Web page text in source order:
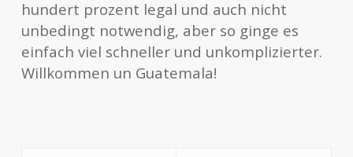
hundert prozent legal und auch nicht
unbedingt notwendig, aber so ginge es
einfach viel schneller und unkomplizierter.
Willkommen un Guatemala!